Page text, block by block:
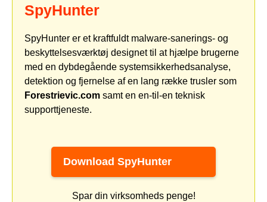
SpyHunter
SpyHunter er et kraftfuldt malware-sanerings- og
beskyttelsesværktøj designet til at hjælpe brugerne
med en dybdegående systemsikkerhedsanalyse,
detektion og fjernelse af en lang række trusler som
Forestrievic.com samt en en-til-en teknisk
supporttjeneste.
Download SpyHunter
Spar din virksomheds penge!